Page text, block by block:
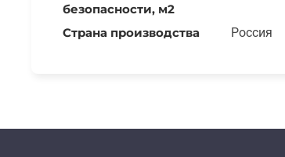
безопасности, м2
Страна производства Россия